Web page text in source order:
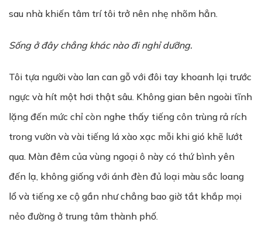
sau nhà khiến tâm trí tôi trở nên nhẹ nhõm hẳn.
Sống ở đây chẳng khác nào đi nghỉ dưỡng.
Tôi tựa người vào lan can gỗ với đôi tay khoanh lại trước
ngực và hít một hơi thật sâu. Không gian bên ngoài tĩnh
lặng đến mức chỉ còn nghe thấy tiếng côn trùng rả rích
trong vườn và vài tiếng lá xào xạc mỗi khi gió khẽ lướt
qua. Màn đêm của vùng ngoại ô này có thứ bình yên
đến lạ, không giống với ánh đèn đủ loại màu sắc loang
lổ và tiếng xe cộ gần như chẳng bao giờ tắt khắp mọi
nẻo đường ở trung tâm thành phố.